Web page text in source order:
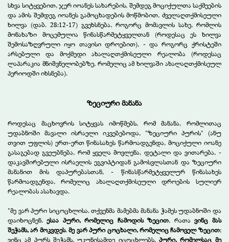
სხვა სიტყვებით, ჯერ იოანეს სახარების, შემდეგ მოციქულთა საქმეების
და ამის შემდეგ იოანეს გამოცხადების მოწმობით, ძველაღთქმისეული
ხილვა (დაბ. 28:12-17) გვეხსნება, როგორც მომავლის სახე, რომლის
მონახაზი მოცემულია წინასწარმეტყველთან (როდესაც ეს ხილვა
შემოსაზღვრული იყო თავისი დროებით), - და როგორც ქრისტეში
არსებული და მოქმედი ახალაღთქმისეული რეალობა (როდესაც
ლაპარაკია მნიშვნელობებზე, რომელიც ამ ხილვაში ახალაღთქმისეულ
პერიოდში იხსნება).
ზეციური მანანა
როდესაც მაცხოვრის სიტყვას იმოწმებს, რომ მანანა, რომლითაც
უდაბნოში მავალი ისრაელი იკვებებოდა, "ზეციური პურის" (ანუ
თვით უფლის) ერთ-ერთ წინასახეს წარმოადგენდა, მოციქული იოანე
გასაგებად გვეუბნება, რომ ყველა მოვლენა, დეტალი და ვითარება, -
დაკავშირებული ისრაელის ეგვიპტიდან გამოსვლასთან და ზეციური
მანანით მის დაპურებასთან, - წინასწარმეტყველურ წინასახეს
წარმოადგენდა, რომელიც ახალაღთქმისეული დროების სულიერ
რეალობას ასახავდა.
"მე ვარ პური სიცოცხლისა. თქვენმა მამებმა მანანა ჭამეს უდაბნოში და
დაიხოცნენ.ესაა პური, რომელიც ჩამოდის ზეცით, რათავინც მას
შეჭამს, არ მოკვდეს.მე ვარ პური ცოცხალი, რომელიც ჩამოველ ზეცით;
ვინც ამ პურს შეჭამს, უკუნისამდე იცოცხლებს.პური, რომელსაც მე